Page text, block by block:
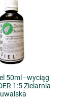
50ml - wyciąg
1:5 Zielarnia